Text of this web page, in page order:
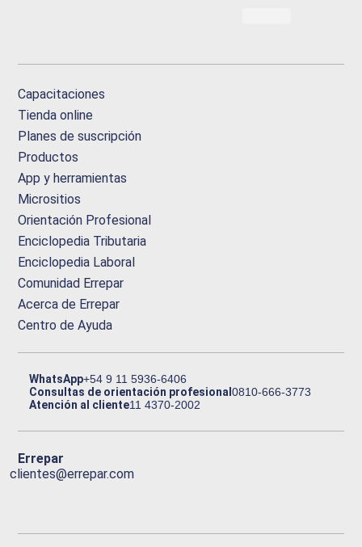
Capacitaciones
Tienda online
Planes de suscripción
Productos
App y herramientas
Micrositios
Orientación Profesional
Enciclopedia Tributaria
Enciclopedia Laboral
Comunidad Errepar
Acerca de Errepar
Centro de Ayuda
WhatsApp+54 9 11 5936-6406
Consultas de orientación profesional0810-666-3773
Atención al cliente11 4370-2002
Errepar
clientes@errepar.com